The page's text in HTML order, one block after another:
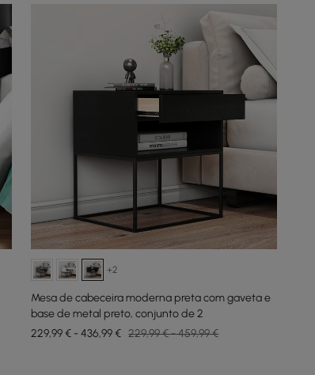
+2
Mesa de cabeceira moderna preta com gaveta e
base de metal preto, conjunto de 2
229,99 € - 436,99 € 229,99 € - 459,99 €